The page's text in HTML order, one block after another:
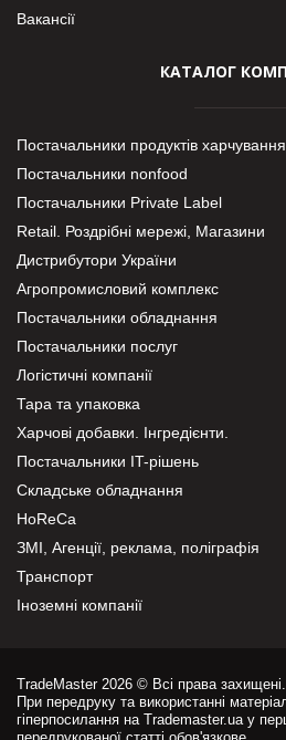
Вакансії
КАТАЛОГ
Постачальники продуктів харчування
Постачальники nonfood
Постачальники Private Label
Retail. Роздрібні мережі, Магазини
Дистрибутори України
Агропромисловий комплекс
Постачальники обладнання
Постачальники послуг
Логістичні компанії
Тара та упаковка
Харчові добавки. Інгредієнти.
Постачальники IT-рішень
Складське обладнання
HoReCa
ЗМІ, Агенції, реклама, поліграфія
Транспорт
Іноземні компанії
TradeMaster 2026 © Всі права захищені.
При передруку та використанні
гіперпосилання на Trademaster.ua у